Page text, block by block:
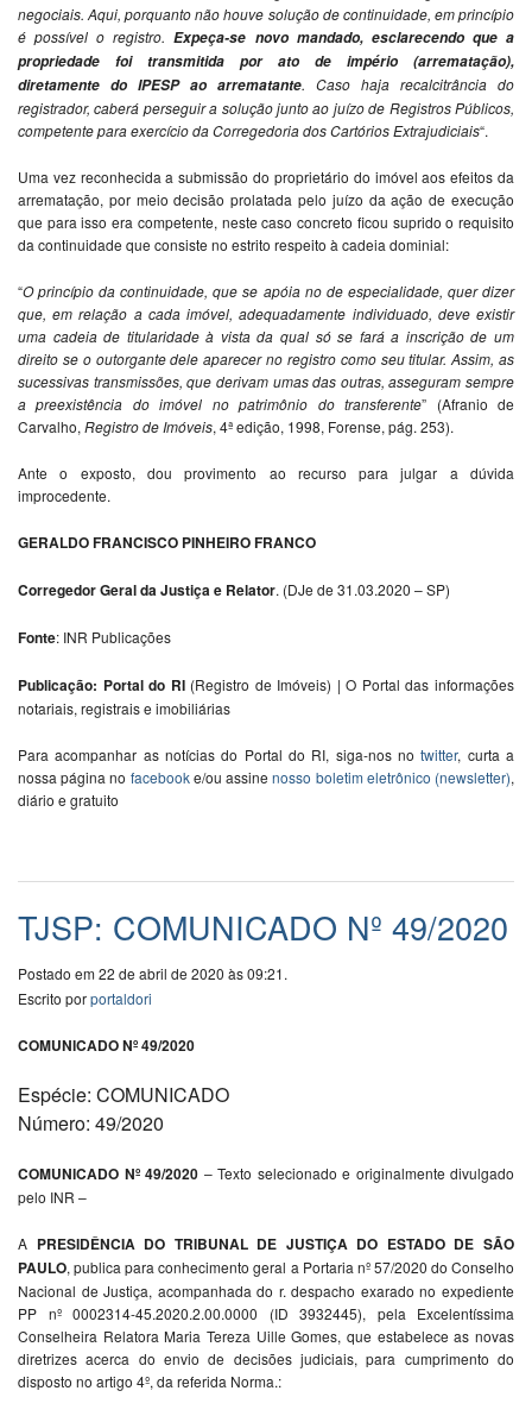
negociais. Aqui, porquanto não houve solução de continuidade, em princípio
é possível o registro.Expeça-se novo mandado, esclarecendo que a
propriedade foi transmitida por ato de império (arrematação),
diretamente do IPESP ao arrematante. Caso haja recalcitrância do
registrador, caberá perseguir a solução junto ao juízo de Registros Públicos,
competente para exercício da Corregedoria dos Cartórios Extrajudiciais“.
Uma vez reconhecida a submissão do proprietário do imóvel aos efeitos da
arrematação, por meio decisão prolatada pelo juízo da ação de execução
que para isso era competente, neste caso concreto ficou suprido o requisito
da continuidade que consiste no estrito respeito à cadeia dominial:
“O princípio da continuidade, que se apóia no de especialidade, quer dizer
que, em relação a cada imóvel, adequadamente individuado, deve existir
uma cadeia de titularidade à vista da qual só se fará a inscrição de um
direito se o outorgante dele aparecer no registro como seu titular. Assim, as
sucessivas transmissões, que derivam umas das outras, asseguram sempre
a preexistência do imóvel no patrimônio do transferente” (Afranio de
Carvalho, Registro de Imóveis, 4ª edição, 1998, Forense, pág. 253).
Ante o exposto, dou provimento ao recurso para julgar a dúvida
improcedente.
GERALDO FRANCISCO PINHEIRO FRANCO
Corregedor Geral da Justiça e Relator. (DJe de 31.03.2020 – SP)
Fonte: INR Publicações
Publicação: Portal do RI(Registro de Imóveis) | O Portal das informações
notariais, registrais e imobiliárias
Para acompanhar as notícias do Portal do RI, siga-nos notwitter, curta a
nossa página no facebooke/ou assinenosso boletim eletrônico (newsletter),
diário e gratuito
TJSP: COMUNICADO Nº 49/2020
Postado em 22 de abril de 2020 às 09:21.
Escrito porportaldori
COMUNICADO Nº 49/2020
Espécie: COMUNICADO
Número: 49/2020
COMUNICADO Nº 49/2020 – Texto selecionado e originalmente divulgado
pelo INR –
A PRESIDÊNCIA DO TRIBUNAL DE JUSTIÇA DO ESTADO DE SÃO
PAULO, publica para conhecimento geral a Portaria nº 57/2020 do Conselho
Nacional de Justiça, acompanhada do r. despacho exarado no expediente
PP nº 0002314-45.2020.2.00.0000 (ID 3932445), pela Excelentíssima
Conselheira Relatora Maria Tereza Uille Gomes, que estabelece as novas
diretrizes acerca do envio de decisões judiciais, para cumprimento do
disposto no artigo 4º, da referida Norma.: